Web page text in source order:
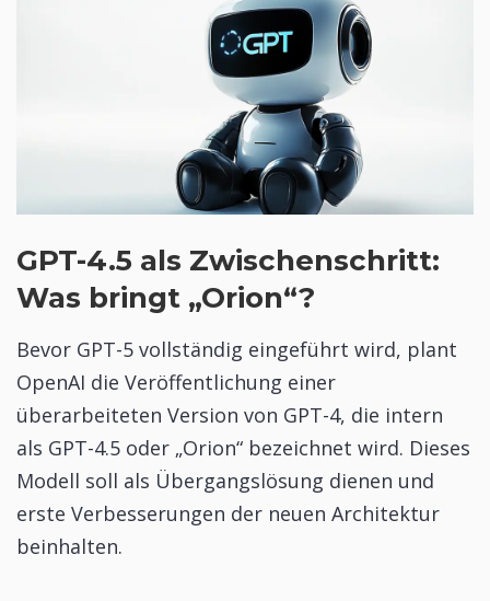
GPT-4.5 als Zwischenschritt:
Was bringt „Orion“?
Bevor GPT-5 vollständig eingeführt wird, plant
OpenAI die Veröffentlichung einer
überarbeiteten Version von GPT-4, die intern
als GPT-4.5 oder „Orion“ bezeichnet wird. Dieses
Modell soll als Übergangslösung dienen und
erste Verbesserungen der neuen Architektur
beinhalten.